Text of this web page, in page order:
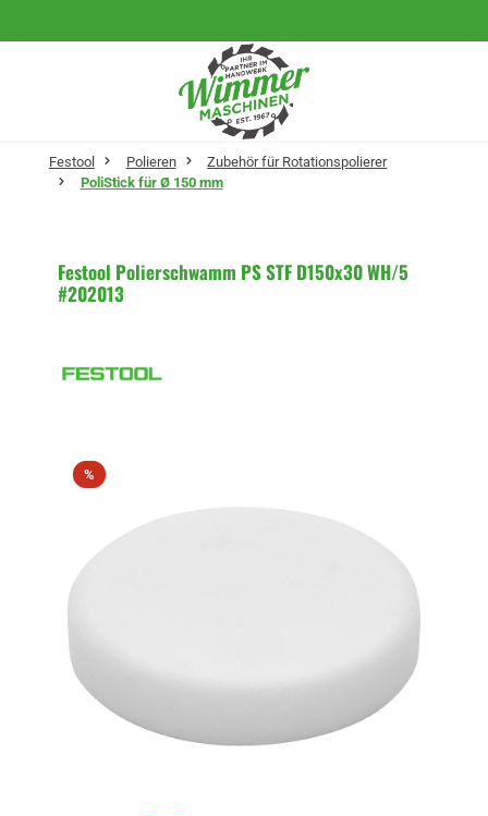
Festool Polieren
Zubehör für Rotationspolierer
PoliStick für Ø 150 mm
Festool Polierschwamm PS STF D150x30 WH/5
#202013
%Rabatt